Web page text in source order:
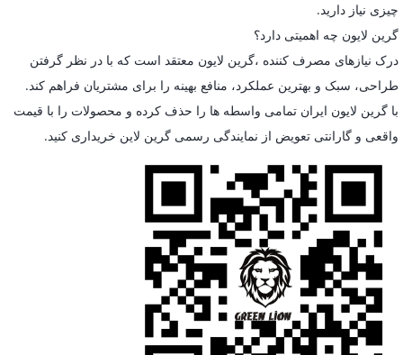
چیزی نیاز دارید.
گرین لایون چه اهمیتی دارد؟
درک نیازهای مصرف کننده ،گرین لایون معتقد است که با در نظر گرفتن
طراحی، سبک و بهترین عملکرد، منافع بهینه را برای مشتریان فراهم کند.
با گرین لایون ایران تمامی واسطه ها را حذف کرده و محصولات را با قیمت
واقعی و گارانتی تعویض از نمایندگی رسمی گرین لاین خریداری کنید.